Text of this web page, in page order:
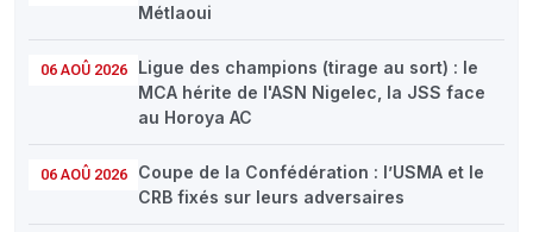
Métlaoui
06 AOÛ 2026
Ligue des champions (tirage au sort) : le
MCA hérite de l'ASN Nigelec, la JSS face
au Horoya AC
06 AOÛ 2026
Coupe de la Confédération : l’USMA et le
CRB fixés sur leurs adversaires